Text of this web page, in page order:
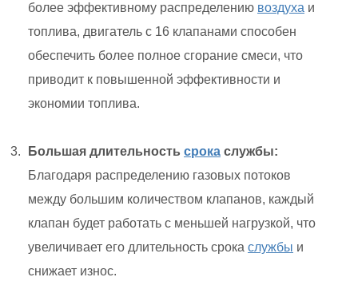
более эффективному распределению воздуха и
топлива, двигатель с 16 клапанами способен
обеспечить более полное сгорание смеси, что
приводит к повышенной эффективности и
экономии топлива.
Большая длительность срока службы:
Благодаря распределению газовых потоков
между большим количеством клапанов, каждый
клапан будет работать с меньшей нагрузкой, что
увеличивает его длительность срока службы и
снижает износ.